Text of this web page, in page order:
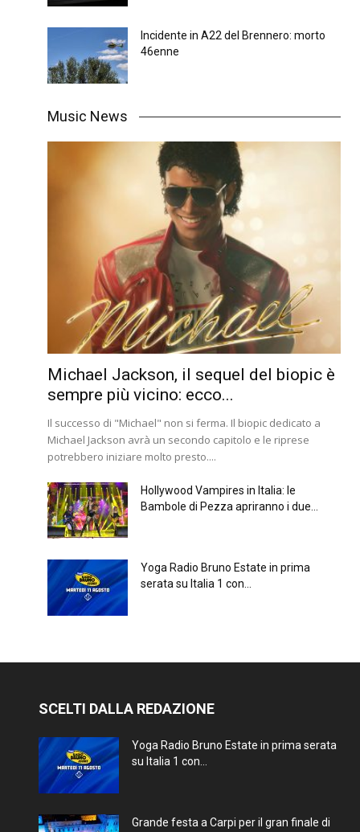
Incidente in A22 del Brennero: morto
46enne
Music News
Michael Jackson, il sequel del biopic è
sempre più vicino: ecco...
Il successo di "Michael" non si ferma. Il biopic dedicato a
Michael Jackson avrà un secondo capitolo e le riprese
potrebbero iniziare molto presto....
Hollywood Vampires in Italia: le
Bambole di Pezza apriranno i due...
Yoga Radio Bruno Estate in prima
serata su Italia 1 con...
SCELTI DALLA REDAZIONE
Yoga Radio Bruno Estate in prima serata
su Italia 1 con...
Grande festa a Carpi per il gran finale di